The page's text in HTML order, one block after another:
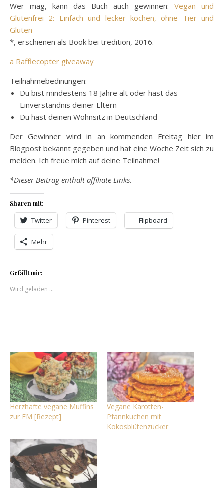
Wer mag, kann das Buch auch gewinnen: Vegan und
Glutenfrei 2: Einfach und lecker kochen, ohne Tier und
Gluten
*, erschienen als Book bei tredition, 2016.
a Rafflecopter giveaway
Teilnahmebedinungen:
Du bist mindestens 18 Jahre alt oder hast das
Einverständnis deiner Eltern
Du hast deinen Wohnsitz in Deutschland
Der Gewinner wird in an kommenden Freitag hier im
Blogpost bekannt gegeben und hat eine Woche Zeit sich zu
melden. Ich freue mich auf deine Teilnahme!
*Dieser Beitrag enthält affiliate Links.
Sharen mit:
Twitter Pinterest Flipboard
Mehr
Gefällt mir:
Wird geladen …
Herzhafte vegane Muffins
zur EM [Rezept]
Vegane Karotten-
Pfannkuchen mit
Kokosblütenzucker